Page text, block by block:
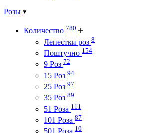
Розы
Количество 780
Лепестки роз 8
Поштучно 154
9 Роз 72
15 Роз 94
25 Роз 97
35 Роз 89
51 Роза 111
101 Роза 87
10